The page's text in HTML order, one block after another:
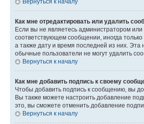
Вернуться к началу
Как мне отредактировать или удалить
Если вы не являетесь администратором
соответствующем сообщении, иногда
а также дату и время последней из них.
обычные пользователи не могут удалить
Вернуться к началу
Как мне добавить подпись к своему
Чтобы добавить подпись к сообщению, вы
Вы также можете настроить добавление
это, вы сможете отменить добавление
Вернуться к началу